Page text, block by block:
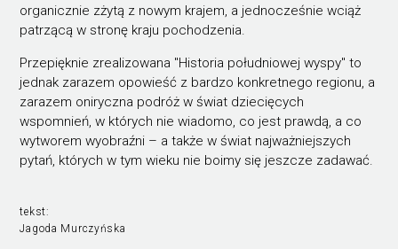
organicznie zżytą z nowym krajem, a jednocześnie wciąż
patrzącą w stronę kraju pochodzenia.
Przepięknie zrealizowana "Historia południowej wyspy" to
jednak zarazem opowieść z bardzo konkretnego regionu, a
zarazem oniryczna podróż w świat dziecięcych
wspomnień, w których nie wiadomo, co jest prawdą, a co
wytworem wyobraźni – a także w świat najważniejszych
pytań, których w tym wieku nie boimy się jeszcze zadawać.
tekst:
Jagoda Murczyńska